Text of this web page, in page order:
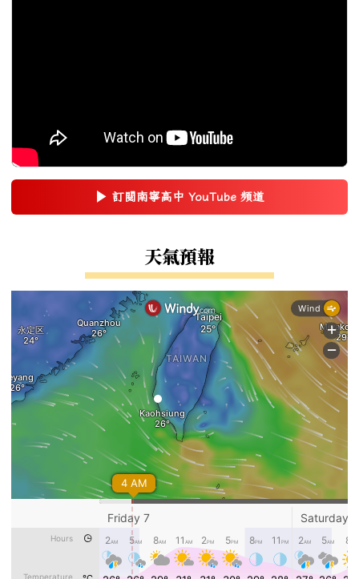
▶ 訂閱南寧高中 YouTube 頻道
(另開新視窗)
天氣預報